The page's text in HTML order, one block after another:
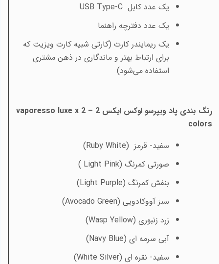
یک عدد کابل USB Type-C
یک عدد دفترچه راهنما
یک ریمایندر کارت (کارتی شبیه کارت ویزیت که
برای ارتباط بهتر و ماندگاری در ذهن مشتری
استفاده می‌شود)
رنگ بندی پاد ویپرسو لوکس ایکس 2 –
vaporesso luxe x 2
colors
سفید- قرمز (Ruby White
)
صورتی کمرنگ (Light Pink
)
بنفش کمرنگ (Light Purple
)
سبز آووکادویی (Avocado Green
)
زرد زنبوری (Wasp Yellow
)
آبی سرمه ای (Navy Blue
)
سفید- نقره ای (White Silver
)